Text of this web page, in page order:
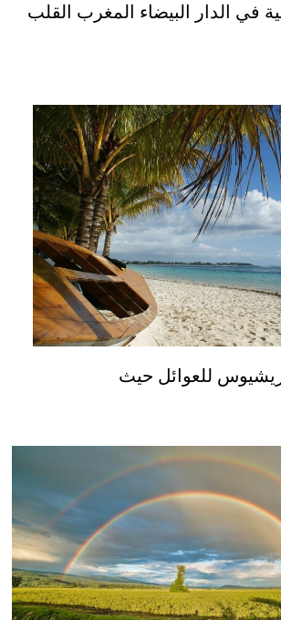
في الدار البيضاء المغرب القلب
للعوائل حيث